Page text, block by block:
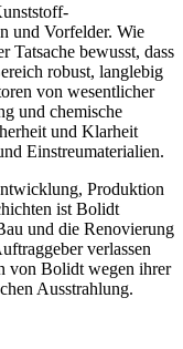
und Vorfelder. Wie
Tatsache bewusst, dass
robust, langlebig
von wesentlicher
und chemische
und Klarheit
Einstreumaterialien.
Produktion
ist Bolidt
und die Renovierung
verlassen
von Bolidt wegen ihrer
Ausstrahlung.